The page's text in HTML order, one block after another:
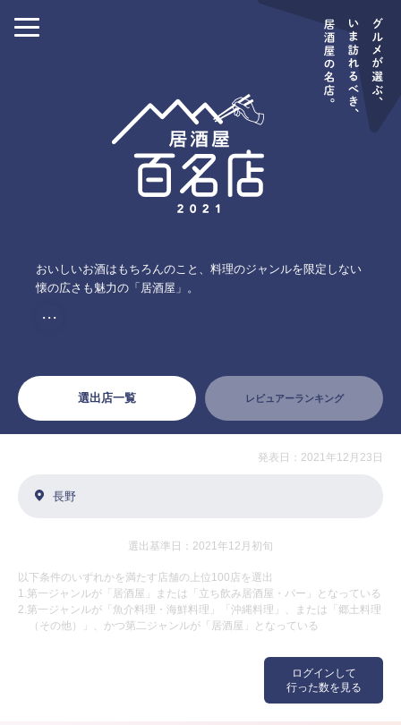
おいしいお酒はもちろんのこと、料理のジャンルを限定しない
懐の広さも魅力の「居酒屋」。
・・・
選出店一覧 レビュアーランキング
ログインして
行った数を見る
発表日：2021年12月23日
長野
選出基準日：2021年12月初旬
以下条件のいずれかを満たす店舗の上位100店を選出
1.第一ジャンルが「居酒屋」または「立ち飲み居酒屋・バー」となっている
2.第一ジャンルが「魚介料理・海鮮料理」「沖縄料理」、または「郷土料理
（その他）」、かつ第二ジャンルが「居酒屋」となっている